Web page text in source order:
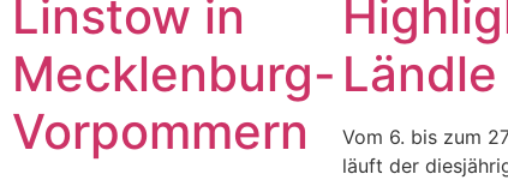
Linstow in
Mecklenburg-
Vorpommern
Ländle
Vom 6. bis zum
läuft der